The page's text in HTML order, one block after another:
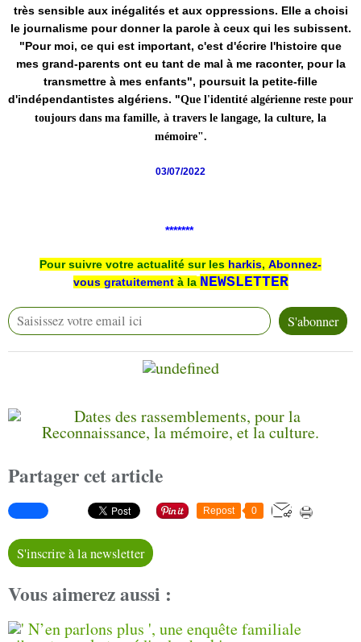
très sensible aux inégalités et aux oppressions. Elle a choisi
le journalisme pour donner la parole à ceux qui les subissent.
"Pour moi, ce qui est important, c'est d'écrire l'histoire que
mes grand-parents ont eu tant de mal à me raconter, pour la
transmettre à mes enfants", poursuit la petite-fille
d'indépendantistes algériens. "Que l'identité algérienne reste pour
toujours dans ma famille, à travers le langage, la culture, la
mémoire".
03/07/2022
*******
Pour suivre votre actualité sur les harkis, Abonnez-
vous gratuitement à la NEWSLETTER
Partager cet article
Repost 0
S'inscrire à la newsletter
Vous aimerez aussi :